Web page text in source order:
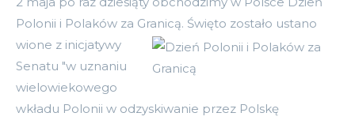
Polonii i Polaków za Granicą. Święto zostało ustano
wione z inicjatywy
Senatu "w uznaniu
wielowiekowego
wkładu Polonii w odzyskiwanie przez Polskę